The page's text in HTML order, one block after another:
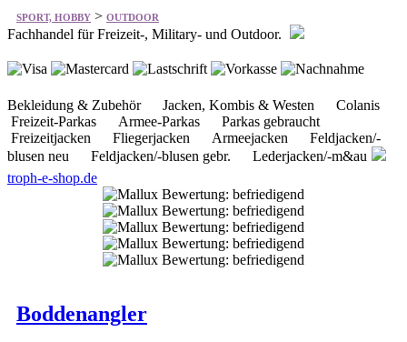
Bekleidung & Zubehör Jacken, Kombis & Westen Colanis
Freizeit-Parkas Armee-Parkas Parkas gebraucht
blusen neu Feldjacken/-blusen gebr. Lederjacken/-m&au
troph-e-shop.de
Boddenangler
SPORT, HOBBY>OUTDOOR
Bietet vieles aus dem Bereich Angelzubehör